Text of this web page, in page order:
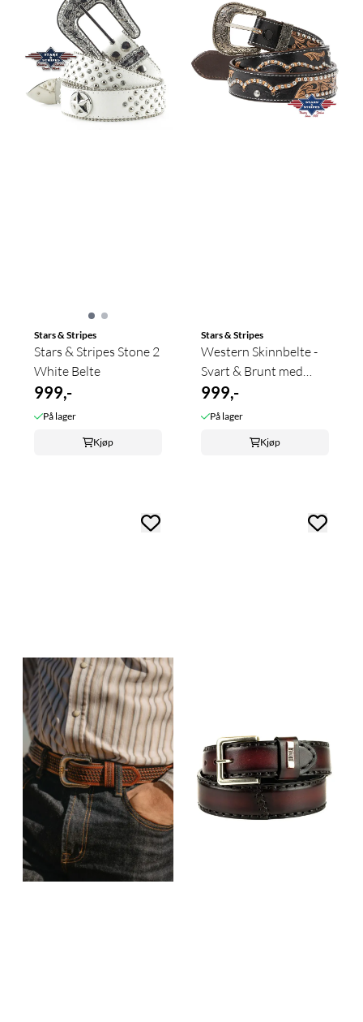
Stars & Stripes
Stars & Stripes Stone 2
White Belte
999,-
På lager
Kjøp
Stars & Stripes
Western Skinnbelte -
Svart & Brunt med
nagler
999,-
På lager
Kjøp